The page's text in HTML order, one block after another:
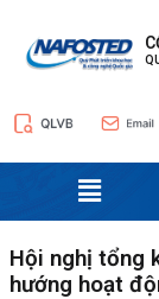
Menu
Hội nghị tổng
hướng hoạt
hướng
bài